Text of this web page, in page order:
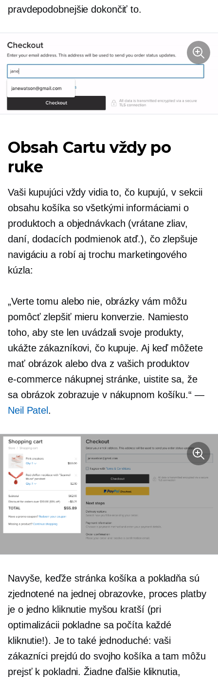
pravdepodobnejšie dokončiť to.
Obsah Сartu vždy po
ruke
Vaši kupujúci vždy vidia to, čo kupujú, v sekcii
obsahu košíka so všetkými informáciami o
produktoch a objednávkach (vrátane zliav,
daní, dodacích podmienok atď.), čo zlepšuje
navigáciu a robí aj trochu marketingového
kúzla:
„Verte tomu alebo nie, obrázky vám môžu
pomôcť zlepšiť mieru konverzie. Namiesto
toho, aby ste len uvádzali svoje produkty,
ukážte zákazníkovi, čo kupuje. Aj keď môžete
mať obrázok alebo dva z vašich produktov
e-commerce nákupnej stránke, uistite sa, že
sa obrázok zobrazuje v nákupnom košíku.“ —
Neil Patel .
Navyše, keďže stránka košíka a pokladňa sú
zjednotené na jednej obrazovke, proces platby
je o jedno kliknutie myšou kratší (pri
optimalizácii pokladne sa počíta každé
kliknutie!). Je to také jednoduché: vaši
zákazníci prejdú do svojho košíka a tam môžu
prejsť k pokladni. Žiadne ďalšie kliknutia,